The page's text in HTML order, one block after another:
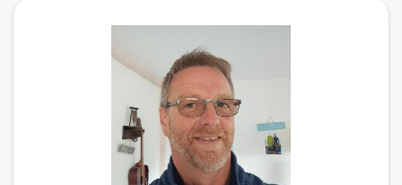
mais pas au delà. JEe n'aime pas les voyages